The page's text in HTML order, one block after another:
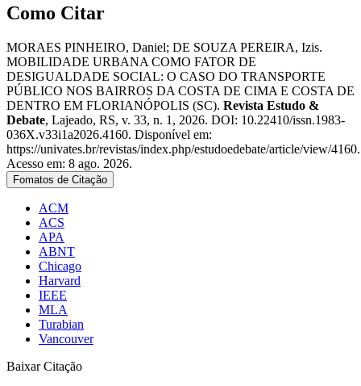
Como Citar
MORAES PINHEIRO, Daniel; DE SOUZA PEREIRA, Izis.
MOBILIDADE URBANA COMO FATOR DE
DESIGUALDADE SOCIAL: O CASO DO TRANSPORTE
PÚBLICO NOS BAIRROS DA COSTA DE CIMA E COSTA DE
DENTRO EM FLORIANÓPOLIS (SC). Revista Estudo &
Debate, Lajeado, RS, v. 33, n. 1, 2026. DOI: 10.22410/issn.1983-
036X.v33i1a2026.4160. Disponível em:
https://univates.br/revistas/index.php/estudoedebate/article/view/4160.
Acesso em: 8 ago. 2026.
Fomatos de Citação
ACM
ACS
APA
ABNT
Chicago
Harvard
IEEE
MLA
Turabian
Vancouver
Baixar Citação